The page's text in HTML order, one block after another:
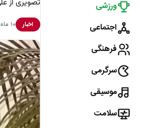
ورزشی
اجتماعی
فرهنگی
سرگرمی
موسیقی
سلامت
تصویری از
اخبار ۱۰ ماه قبل